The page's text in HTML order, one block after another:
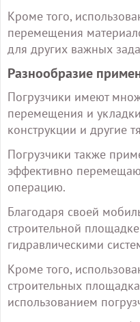
Кроме того,
перемещения
для других важных
Разнообразие
Погрузчики имеют
перемещения и
конструкции и другие
Погрузчики также
эффективно
операцию.
Благодаря своей
строительной
гидравлическими
Кроме того,
строительных
использованием